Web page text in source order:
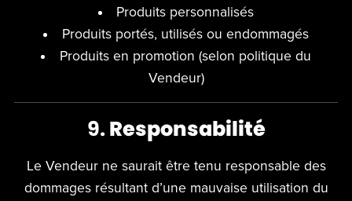
Produits personnalisés
Produits portés, utilisés ou endommagés
Produits en promotion (selon politique du
Vendeur)
9.Responsabilité
Le Vendeur ne saurait être tenu responsable des
dommages résultant d’une mauvaise utilisation du